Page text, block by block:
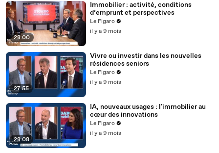
28:00
Immobilier : activité, conditions
d’emprunt et perspectives
Le Figaro
il y a 9 mois
27:55
Vivre ou investir dans les nouvelles
résidences seniors
Le Figaro
il y a 9 mois
28:08
IA, nouveaux usages : l'immobilier au
cœur des innovations
Le Figaro
il y a 9 mois